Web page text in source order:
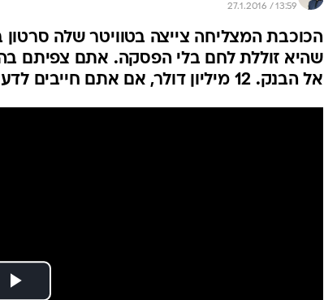
27.1.2016 / 13:59
שהיא זוללת לחם בלי הפסקה. אתם צפיתם
אל הבנק. 12 מיליון דולר, אם אתם חייבים לדעת!